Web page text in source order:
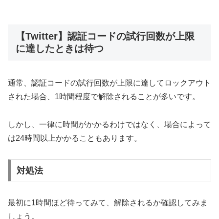
【Twitter】認証コードの試行回数が上限
に達したときは待つ
通常、認証コードの試行回数が上限に達してロックアウト
された場合、1時間程度で解除されることが多いです。
しかし、一律に時間がかかるわけではなく、場合によって
は24時間以上かかることもあります。
対処法
最初に1時間ほど待ってみて、解除されるか確認してみま
しょう。